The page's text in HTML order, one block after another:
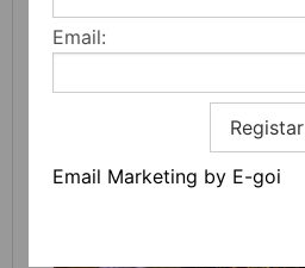
Email:
Registar
Email Marketing by E-goi